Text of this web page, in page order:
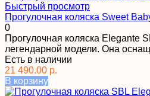
Быстрый просмотр
Прогулочная коляска Sweet
0
Прогулочная коляска Elegante
легендарной модели. Она
Есть в наличии
21 490.00 р.
В корзину